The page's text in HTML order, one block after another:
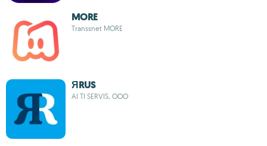
MORE
Transsnet MORE
ЯRUS
AI TI SERVIS, OOO